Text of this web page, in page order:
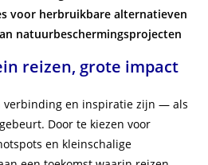
voor herbruikbare alternatieven
natuurbeschermingsprojecten
reizen, grote impact
verbinding en inspiratie zijn — als
Door te kiezen voor
en kleinschalige